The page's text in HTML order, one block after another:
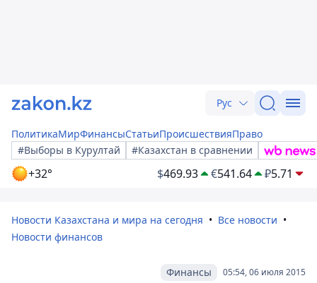
Рус
ПолитикаМирФинансыСтатьиПроисшествияПраво
#Выборы в Курултай
#Казахстан в сравнении
+32° $469.93 €541.64 ₽5.71
Новости Казахстана и мира на сегодня
Все новости
Новости финансов
05:54, 06 июля 2015
Финансы